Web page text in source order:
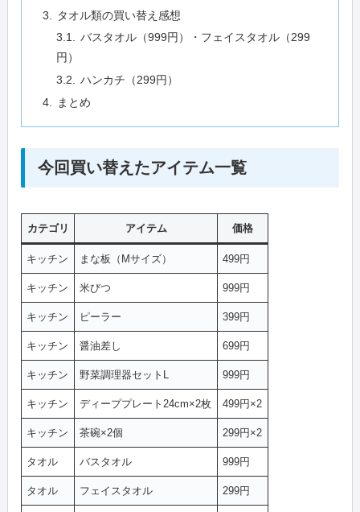
タオル類の買い替え感想
バスタオル（999円）・フェイスタオル（299
円）
ハンカチ（299円）
まとめ
今回買い替えたアイテム一覧
カテゴリ アイテム 価格
キッチン まな板（Mサイズ） 499円
キッチン 米びつ 999円
キッチン ピーラー 399円
キッチン 醤油差し 699円
キッチン 野菜調理器セットL 999円
キッチン ディーププレート24cm×2枚 499円×2
キッチン 茶碗×2個 299円×2
タオル バスタオル 999円
タオル フェイスタオル 299円